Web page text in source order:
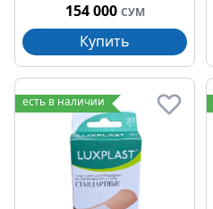
154 000 СУМ
Купить
есть в наличии